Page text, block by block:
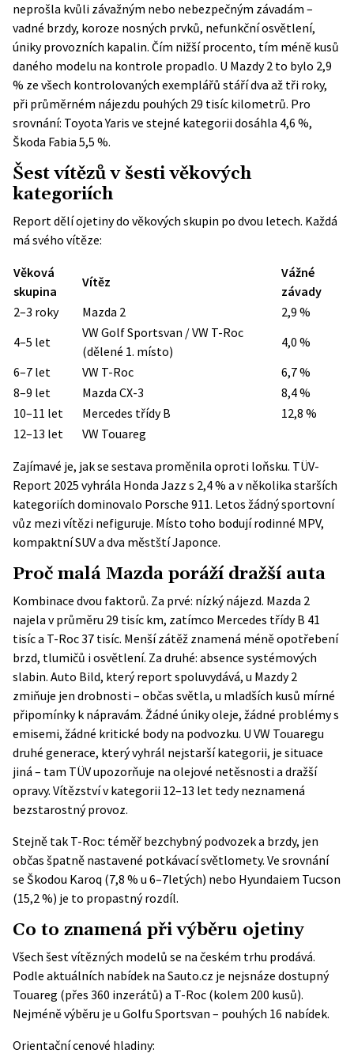
neprošla kvůli závažným nebo nebezpečným závadám –
vadné brzdy, koroze nosných prvků, nefunkční osvětlení,
úniky provozních kapalin. Čím nižší procento, tím méně kusů
daného modelu na kontrole propadlo. U Mazdy 2 to bylo 2,9
% ze všech kontrolovaných exemplářů stáří dva až tři roky,
při průměrném nájezdu pouhých 29 tisíc kilometrů. Pro
srovnání: Toyota Yaris ve stejné kategorii dosáhla 4,6 %,
Škoda Fabia 5,5 %.
Šest vítězů v šesti věkových
kategoriích
Report dělí ojetiny do věkových skupin po dvou letech. Každá
má svého vítěze:
Věková
skupina
Vítěz
Vážné
závady
2–3 roky
Mazda 2
2,9 %
4–5 let
VW Golf Sportsvan / VW T-Roc
(dělené 1. místo)
4,0 %
6–7 let
VW T-Roc
6,7 %
8–9 let
Mazda CX-3
8,4 %
10–11 let
Mercedes třídy B
12,8 %
12–13 let
VW Touareg
Zajímavé je, jak se sestava proměnila oproti loňsku. TÜV-
Report 2025 vyhrála Honda Jazz s 2,4 % a v několika starších
kategoriích dominovalo Porsche 911. Letos žádný sportovní
vůz mezi vítězi nefiguruje. Místo toho bodují rodinné MPV,
kompaktní SUV a dva městští Japonce.
Proč malá Mazda poráží dražší auta
Kombinace dvou faktorů. Za prvé: nízký nájezd. Mazda 2
najela v průměru 29 tisíc km, zatímco Mercedes třídy B 41
tisíc a T-Roc 37 tisíc. Menší zátěž znamená méně opotřebení
brzd, tlumičů i osvětlení. Za druhé: absence systémových
slabin. Auto Bild, který report spoluvydává, u Mazdy 2
zmiňuje jen drobnosti – občas světla, u mladších kusů mírné
připomínky k nápravám. Žádné úniky oleje, žádné problémy s
emisemi, žádné kritické body na podvozku. U VW Touaregu
druhé generace, který vyhrál nejstarší kategorii, je situace
jiná – tam TÜV upozorňuje na olejové netěsnosti a dražší
opravy. Vítězství v kategorii 12–13 let tedy neznamená
bezstarostný provoz.
Stejně tak T-Roc: téměř bezchybný podvozek a brzdy, jen
občas špatně nastavené potkávací světlomety. Ve srovnání
se Škodou Karoq (7,8 % u 6–7letých) nebo Hyundaiem Tucson
(15,2 %) je to propastný rozdíl.
Co to znamená při výběru ojetiny
Všech šest vítězných modelů se na českém trhu prodává.
Podle aktuálních nabídek na Sauto.cz je nejsnáze dostupný
Touareg (přes 360 inzerátů) a T-Roc (kolem 200 kusů).
Nejméně výběru je u Golfu Sportsvan – pouhých 16 nabídek.
Orientační cenové hladiny: